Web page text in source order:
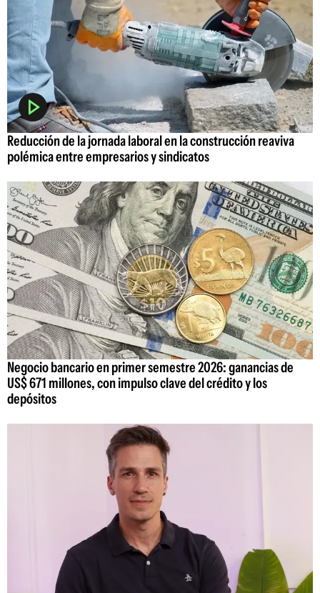
Reducción de la jornada laboral en la construcción reaviva
polémica entre empresarios y sindicatos
Negocio bancario en primer semestre 2026: ganancias de
US$ 671 millones, con impulso clave del crédito y los
depósitos